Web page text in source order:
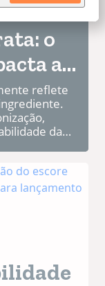
o
a
reflete
da